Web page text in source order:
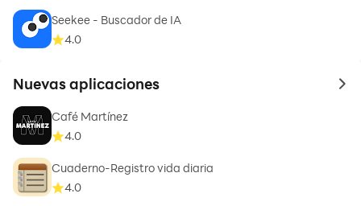
Seekee - Buscador de IA
4.0
Nuevas aplicaciones to
Café Martínez
4.0
Cuaderno-Registro vida diaria
4.0